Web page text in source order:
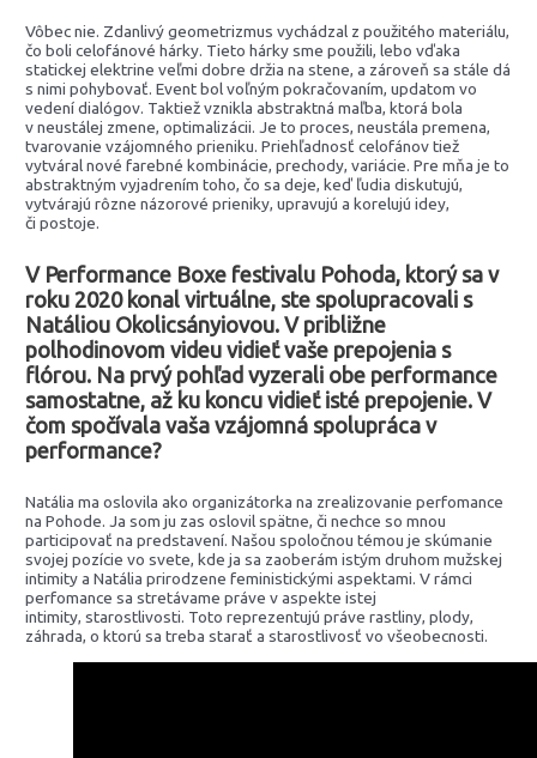
Vôbec nie. Zdanlivý geometrizmus vychádzal z použitého materiálu,
čo boli celofánové hárky. Tieto hárky sme použili, lebo vďaka
statickej elektrine veľmi dobre držia na stene, a zároveň sa stále dá
s nimi pohybovať. Event bol voľným pokračovaním, updatom vo
vedení dialógov. Taktiež vznikla abstraktná maľba, ktorá bola
v neustálej zmene, optimalizácii. Je to proces, neustála premena,
tvarovanie vzájomného prieniku. Priehľadnosť celofánov tiež
vytváral nové farebné kombinácie, prechody, variácie. Pre mňa je to
abstraktným vyjadrením toho, čo sa deje, keď ľudia diskutujú,
vytvárajú rôzne názorové prieniky, upravujú a korelujú idey,
či postoje.
V Performance Boxe festivalu Pohoda, ktorý sa v
roku 2020 konal virtuálne, ste spolupracovali s
Natáliou Okolicsányiovou. V približne
polhodinovom videu vidieť vaše prepojenia s
flórou. Na prvý pohľad vyzerali obe performance
samostatne, až ku koncu vidieť isté prepojenie. V
čom spočívala vaša vzájomná spolupráca v
performance?
Natália ma oslovila ako organizátorka na zrealizovanie perfomance
na Pohode. Ja som ju zas oslovil spätne, či nechce so mnou
participovať na predstavení. Našou spoločnou témou je skúmanie
svojej pozície vo svete, kde ja sa zaoberám istým druhom mužskej
intimity a Natália prirodzene feministickými aspektami. V rámci
perfomance sa stretávame práve v aspekte istej
intimity, starostlivosti. Toto reprezentujú práve rastliny, plody,
záhrada, o ktorú sa treba starať a starostlivosť vo všeobecnosti.